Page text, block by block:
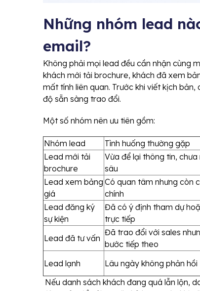
Những nhóm lead
email?
Không phải mọi lead đều cần nhận cùng
khách mới tải brochure, khách đã xem
mất tính liên quan. Trước khi viết kịch
độ sẵn sàng trao đổi.
Một số nhóm nên ưu tiên gồm:
Nhóm lead Tình huống thường gặp
Lead mới tải
brochure
Vừa để lại thông tin, chưa
sâu
Lead xem bảng
giá
Có quan tâm nhưng còn
chính
Lead đăng ký
sự kiện
Đã có ý định tham dự
trực tiếp
Lead đã tư vấn
Đã trao đổi với sales
bước tiếp theo
Lead lạnh Lâu ngày không phản hồi
Nếu danh sách khách đang quá lẫn lộn,